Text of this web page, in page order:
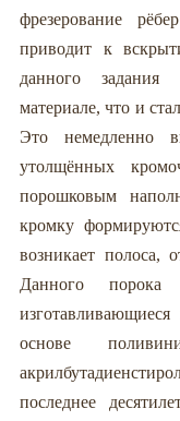
фрезерование
приводит к
данного
материале, что и
Это немедленно
утолщённых
порошковым
кромку
возникает полоса,
Данного
основе
последнее